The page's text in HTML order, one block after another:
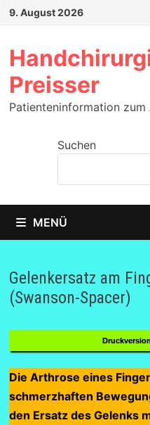
Zum
9. August 2026
Preisser
Patienteninformation zum
Suchen
MENÜ
Gelenkersatz am
(Swanson-Spacer)
Die Arthrose eines
schmerzhaften
den Ersatz des Gelenks